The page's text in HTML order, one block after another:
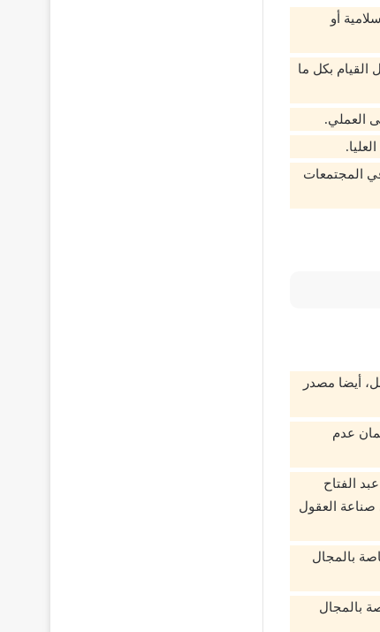
أو
القيام بكل ما
العملي.
في المجتمعات
أيضا مصدر
عدم
الفتاح
صناعة العقول
حكومية تضم أكثر من 513 كلية تضم 278 كلية خاصة بالمجال
54 كلية خاصة بالمجال النظري و99 كلية خاصة بالمجال